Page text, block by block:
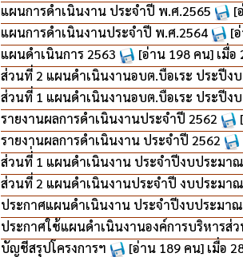
แผนการดำเนินงาน ประจำปี พ.ศ.2565
[
แผนการดำเนินงานประจำปี พ.ศ.2564
[
แผนดำเนินการ 2563
[อ่าน 198 คน] เมื่อ
ส่วนที่ 2 แผนดำเนินงานอบต.บือเระ ประปีง
ส่วนที่ 1 แผนดำเนินงานอบต.บือเระ ประปีง
รายงานผลการดำเนินงานประจำปี 2562
รายงานผลการดำเนินงาน ประจำปี 2562
ส่วนที่่ 1 แผนดำเนินงาน ประจำปีงบประมา
ส่วนที่ 2 แผนดำเนินงานประจำปี งบประมา
ประกาศแผนดำเนินงาน ประจำปีงบประมา
ประกาศใช้แผนดำเนินงานองค์การบริหารส่
บัญชีสรุปโครงการฯ
[อ่าน 189 คน] เมื่อ